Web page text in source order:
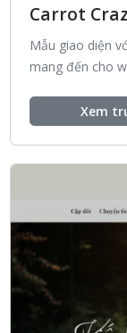
Carrot
Mẫu giao diện
mang đến cho
Xem